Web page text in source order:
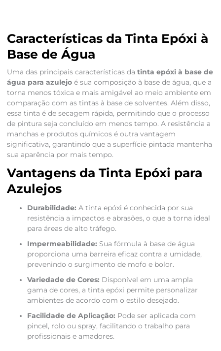
Características da Tinta Epóxi à
Base de Água
Uma das principais características da tinta epóxi à base de
água para azulejoé sua composição à base de água, que a
torna menos tóxica e mais amigável ao meio ambiente em
comparação com as tintas à base de solventes. Além disso,
essa tinta é de secagem rápida, permitindo que o processo
de pintura seja concluído em menos tempo. A resistência a
manchas e produtos químicos é outra vantagem
significativa, garantindo que a superfície pintada mantenha
sua aparência por mais tempo.
Vantagens da Tinta Epóxi para
Azulejos
Durabilidade: A tinta epóxi é conhecida por sua
resistência a impactos e abrasões, o que a torna ideal
para áreas de alto tráfego.
Impermeabilidade: Sua fórmula à base de água
proporciona uma barreira eficaz contra a umidade,
prevenindo o surgimento de mofo e bolor.
Variedade de Cores: Disponível em uma ampla
gama de cores, a tinta epóxi permite personalizar
ambientes de acordo com o estilo desejado.
Facilidade de Aplicação: Pode ser aplicada com
pincel, rolo ou spray, facilitando o trabalho para
profissionais e amadores.